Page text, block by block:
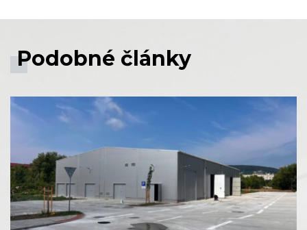
Podobné články